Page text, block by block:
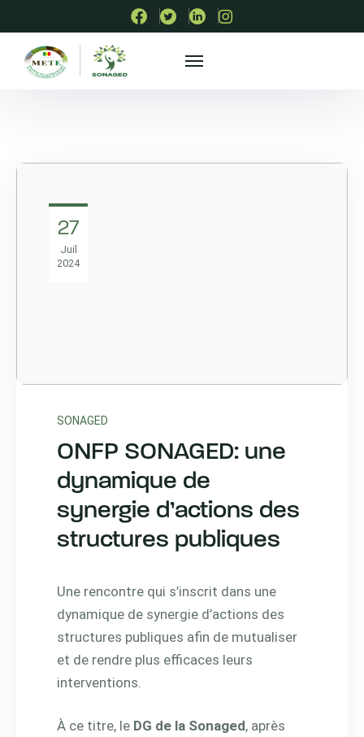
27
Juil
2024
SONAGED
ONFP SONAGED: une
dynamique de
synergie d’actions des
structures publiques
Une rencontre qui s’inscrit dans une
dynamique de synergie d’actions des
structures publiques afin de mutualiser
et de rendre plus efficaces leurs
interventions.
À ce titre, le DG de la Sonaged, après